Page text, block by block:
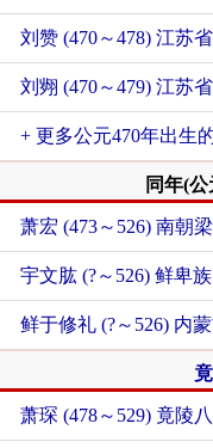
刘赞 (470～478) 江苏
刘翙 (470～479) 江苏
+ 更多公元470年出生
同年(公
萧宏 (473～526) 南朝
宇文肱 (?～526) 鲜卑
鲜于修礼 (?～526) 内
萧琛 (478～529) 竟陵